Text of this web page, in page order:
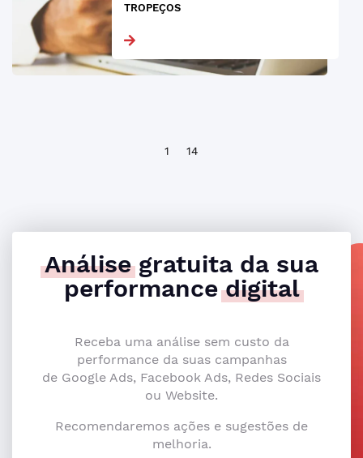
TROPEÇOS
1 14
Análisegratuita da sua
performancedigital
Receba uma análise sem custo da
performance da suas campanhas
de Google Ads, Facebook Ads, Redes Sociais
ou Website.
Recomendaremos ações e sugestões de
melhoria.